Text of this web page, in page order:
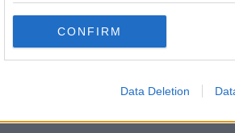
CONFIRM
Data Deletion
vi om super-Cortinan XR6
specialare.